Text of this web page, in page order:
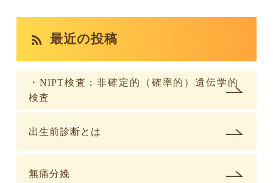
最近の投稿
・NIPT検査：非確定的（確率的）遺伝学的
検査
出生前診断とは
無痛分娩